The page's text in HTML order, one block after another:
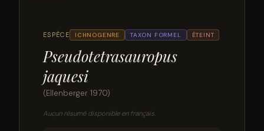
ESPÈCE ICHNOGENRE TAXON FORMEL ÉTEINT
Pseudotetrasauropus
jaquesi
(Ellenberger 1970)
Aucun résumé disponible en français.